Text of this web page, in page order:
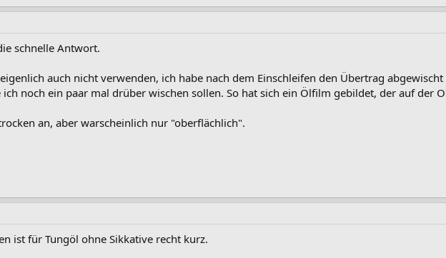
schnelle Antwort.
auch nicht verwenden, ich habe nach dem Einschleifen den Übertrag
ich noch ein paar mal drüber wischen sollen. So hat sich ein Ölfilm gebildet, der auf der
an, aber warscheinlich nur "oberflächlich".
ist für Tungöl ohne Sikkative recht kurz.